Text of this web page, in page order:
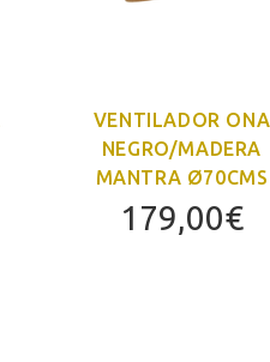
VENTILADOR ONA
NEGRO/MADERA
MANTRA Ø70CMS
179,00€